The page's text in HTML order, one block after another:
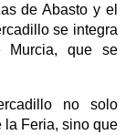
de Abasto y el
se integra
Murcia, que se
no solo
la Feria, sino que